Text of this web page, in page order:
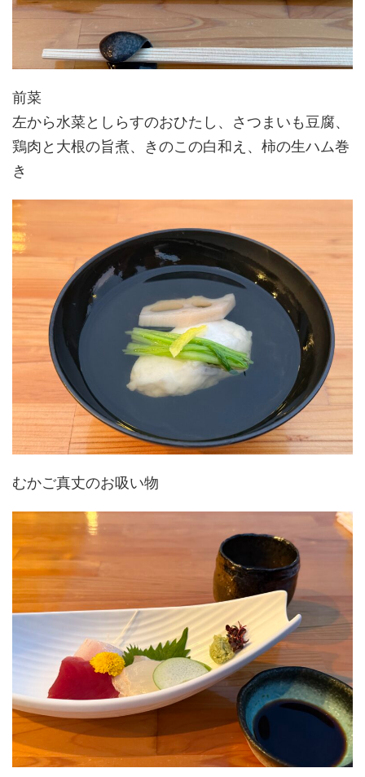
前菜
左から水菜としらすのおひたし、さつまいも豆腐、
鶏肉と大根の旨煮、きのこの白和え、柿の生ハム巻
き
むかご真丈のお吸い物